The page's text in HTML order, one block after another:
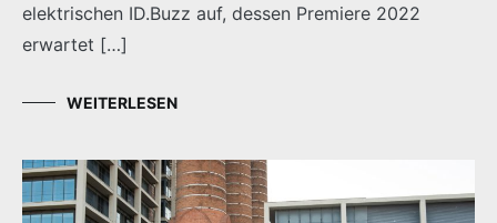
elektrischen ID.Buzz auf, dessen Premiere 2022
erwartet […]
WEITERLESEN